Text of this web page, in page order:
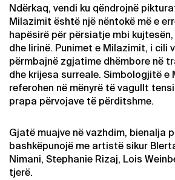
Ndërkaq, vendi ku qëndrojnë
Milazimit është një nëntokë më e
hapësirë për përsiatje mbi
dhe lirinë. Punimet e Milazimit, i cili
përmbajnë zgjatime dhëmbore në
dhe krijesa surreale. Simbologjitë e
referohen në mënyrë të vagullt
prapa përvojave të përditshme.
Gjatë muajve në vazhdim, bienalja
bashkëpunojë me artistë sikur
Nimani, Stephanie Rizaj, Lois
tjerë.